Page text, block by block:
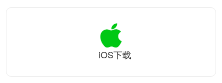
iOS下载